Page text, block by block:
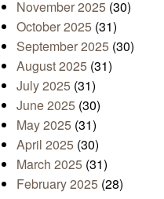
November 2025 (30)
October 2025 (31)
September 2025 (30)
August 2025 (31)
July 2025 (31)
June 2025 (30)
May 2025 (31)
April 2025 (30)
March 2025 (31)
February 2025 (28)